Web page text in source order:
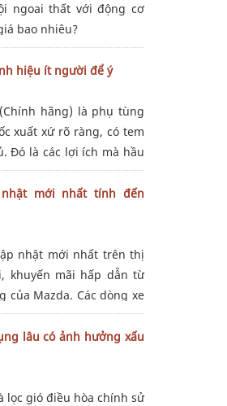
ngoai thất với động cơ
bao nhiêu?
hiệu ít người để ý
hãng) là phụ tùng
xuất xứ rõ ràng, có tem
Đó là các lợi ích mà hầu
lợi ích sau đây, có thể
mới nhất tính đến
nhật mới nhất trên thị
khuyến mãi hấp dẫn từ
Mazda. Các dòng xe
Mazda 3, Mazda 6,
Cụ thể,
lâu có ảnh hưởng xấu
lọc gió điều hòa chính sử